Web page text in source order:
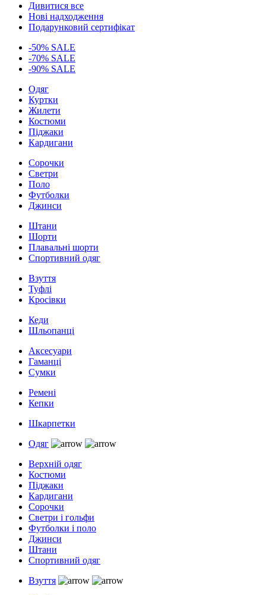
Дивитися все
Нові надходження
Подарунковий сертифікат
-50% SALE
-70% SALE
-90% SALE
Одяг
Куртки
Жилети
Костюми
Піджаки
Кардигани
Сорочки
Светри
Поло
Футболки
Джинси
Штани
Шорти
Плавальні шорти
Спортивний одяг
Взуття
Туфлі
Кросівки
Кеди
Шльопанці
Аксесуари
Гаманці
Сумки
Ремені
Кепки
Шкарпетки
Одяг
Верхній одяг
Костюми
Піджаки
Кардигани
Сорочки
Светри і гольфи
Футболки і поло
Джинси
Штани
Спортивний одяг
Взуття